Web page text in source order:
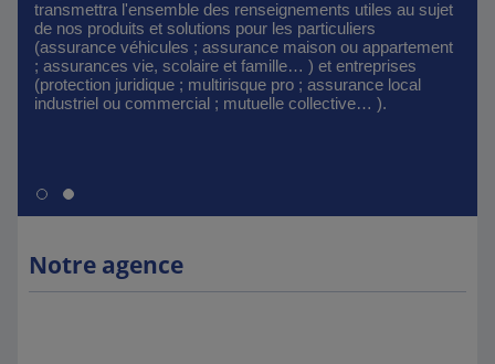
transmettra l'ensemble des renseignements utiles au sujet
de nos produits et solutions pour les particuliers
(assurance véhicules ; assurance maison ou appartement
; assurances vie, scolaire et famille… ) et entreprises
(protection juridique ; multirisque pro ; assurance local
industriel ou commercial ; mutuelle collective… ).
Notre agence